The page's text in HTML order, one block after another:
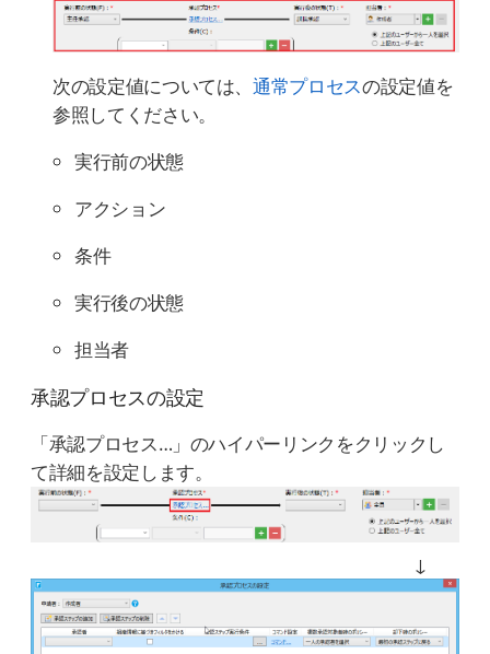
次の設定値については、通常プロセスの設定値を
参照してください。
実行前の状態
アクション
条件
実行後の状態
担当者
承認プロセスの設定
「承認プロセス…」のハイパーリンクをクリックし
て詳細を設定します。
↓